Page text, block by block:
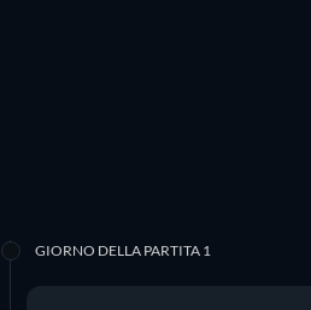
GIORNO DELLA PARTITA 1